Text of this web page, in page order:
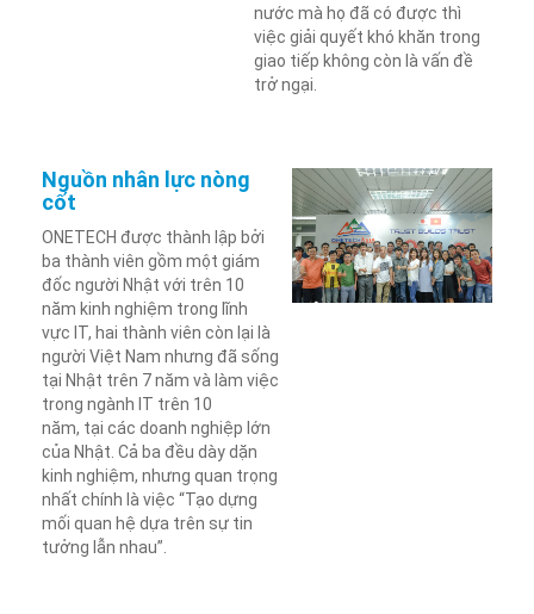
nước mà họ đã có được thì
việc giải quyết khó khăn trong
giao tiếp không còn là vấn đề
trở ngại.
Nguồn nhân lực nòng
cốt
ONETECH được thành lập bởi
ba thành viên gồm một giám
đốc người Nhật với trên 10
năm kinh nghiệm trong lĩnh
vực IT, hai thành viên còn lại là
người Việt Nam nhưng đã sống
tại Nhật trên 7 năm và làm việc
trong ngành IT trên 10
năm, tại các doanh nghiệp lớn
của Nhật. Cả ba đều dày dặn
kinh nghiệm, nhưng quan trọng
nhất chính là việc “Tạo dựng
mối quan hệ dựa trên sự tin
tưởng lẫn nhau”.